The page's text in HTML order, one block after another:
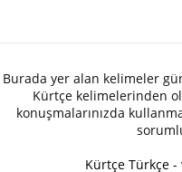
Burada yer alan kelimeler
Kürtçe kelimelerinden
konuşmalarınızda
Kürtçe Türkçe